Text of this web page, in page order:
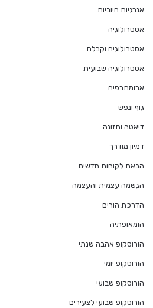
אנרגיות חיוביות
אסטרולוגיה
אסטרולוגיה וקבלה
אסטרולוגיה שבועית
ארומתרפיה
גוף ונפש
דיאטה ותזונה
דמיון מודרך
הבאת לקוחות חדשים
הגשמה עצמית והעצמה
הדרכת הורים
הומאופתיה
הורוסקופ אהבה שנתי
הורוסקופ יומי
הורוסקופ שבועי
הורוסקופ שבועי לצעירים